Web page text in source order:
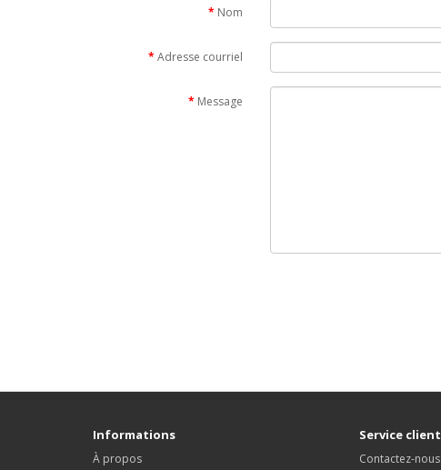
Nom
Adresse courriel
Message
Informations
À propos
Service client
Contactez-nous